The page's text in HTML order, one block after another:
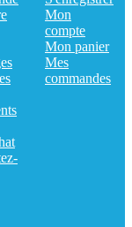
Mon
compte
Mon panier
Mes
commandes